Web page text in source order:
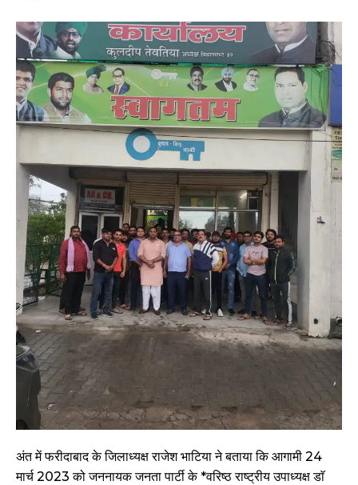
अंत में फरीदाबाद के जिलाध्यक्ष राजेश भाटिया ने बताया कि आगामी 24
मार्च 2023 को जननायक जनता पार्टी के *वरिष्ठ राष्ट्रीय उपाध्यक्ष डाॅ